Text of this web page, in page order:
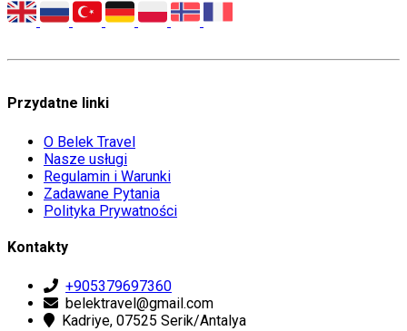
Przydatne linki
O Belek Travel
Nasze usługi
Regulamin i Warunki
Zadawane Pytania
Polityka Prywatności
Kontakty
+905379697360
belektravel@gmail.com
Kadriye, 07525 Serik/Antalya